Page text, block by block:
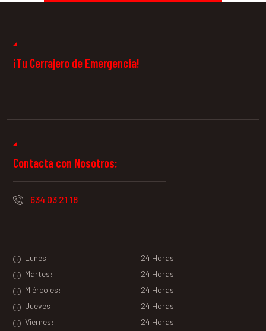
¡Tu Cerrajero de Emergencia!
Contacta con Nosotros:
634 03 21 18
Lunes:
24 Horas
Martes:
24 Horas
Miércoles:
24 Horas
Jueves:
24 Horas
Viernes:
24 Horas